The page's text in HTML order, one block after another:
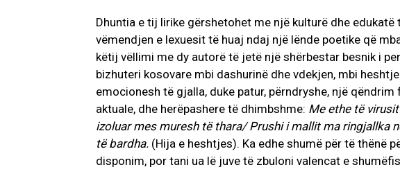
Dhuntia e tij lirike gërshetohet me një kulturë dhe
vëmendjen e lexuesit të huaj ndaj një lënde poetike që
këtij vëllimi me dy autorë të jetë një shërbestar besnik i
bizhuteri kosovare mbi dashurinë dhe vdekjen, mbi
emocionesh të gjalla, duke patur, përndryshe, një
aktuale, dhe herëpashere të dhimbshme: Me ethe të
izoluar mes muresh të thara/ Prushi i mallit ma ringjallka
të bardha. (Hija e heshtjes). Ka edhe shumë për të thënë
disponim, por tani ua lë juve të zbuloni valencat e